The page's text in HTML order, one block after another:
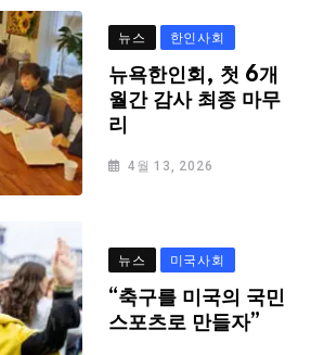
뉴스 한인사회
뉴욕한인회, 첫 6개
월간 감사 최종 마무
리
4월 13, 2026
뉴스 미국사회
“축구를 미국의 국민
스포츠로 만들자”